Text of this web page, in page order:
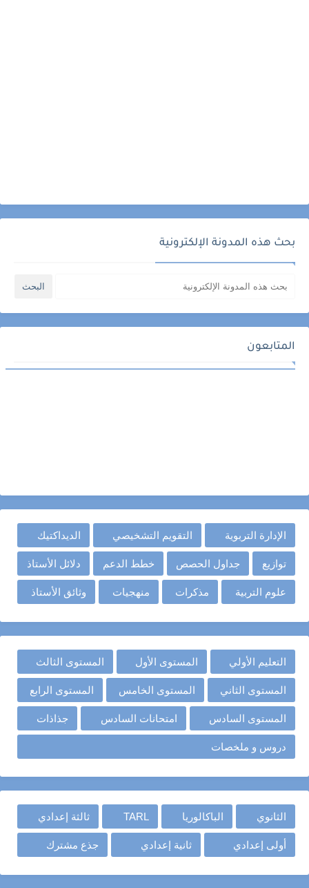
بحث هذه المدونة الإلكترونية
المتابعون
الإدارة التربوية التقويم التشخيصي الديداكتيك
توازيع جداول الحصص خطط الدعم دلائل الأستاذ
علوم التربية مذكرات منهجيات وثائق الأستاذ
التعليم الأولي المستوى الأول المستوى الثالث
المستوى الثاني المستوى الخامس المستوى الرابع
المستوى السادس امتحانات السادس جذاذات
دروس و ملخصات
الثانوي الباكالوريا TARL ثالثة إعدادي
أولى إعدادي ثانية إعدادي جذع مشترك